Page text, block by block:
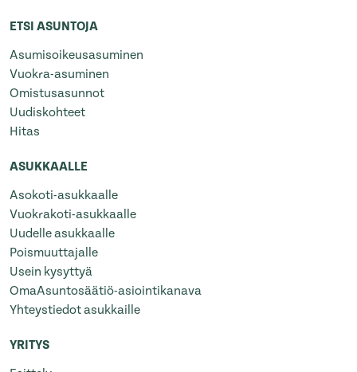
ETSI ASUNTOJA
Asumisoikeusasuminen
Vuokra-asuminen
Omistusasunnot
Uudiskohteet
Hitas
ASUKKAALLE
Asokoti-asukkaalle
Vuokrakoti-asukkaalle
Uudelle asukkaalle
Poismuuttajalle
Usein kysyttyä
OmaAsuntosäätiö-asiointikanava
Yhteystiedot asukkaille
YRITYS